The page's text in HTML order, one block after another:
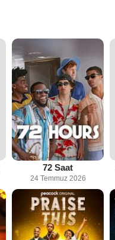
72 Saat
24 Temmuz 2026